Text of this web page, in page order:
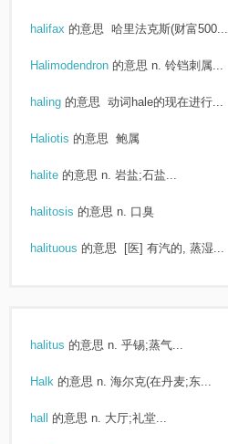
halifax 的意思 哈里法克斯(财富500...
Halimodendron 的意思 n. 铃铛刺属...
haling 的意思 动词hale的现在进行...
Haliotis 的意思 鲍属
halite 的意思 n. 岩盐;石盐...
halitosis 的意思 n. 口臭
halituous 的意思 [医] 有汽的, 蒸湿...
halitus 的意思 n. 乎锡;蒸气...
Halk 的意思 n. 海尔克(在丹麦;东...
hall 的意思 n. 大厅;礼堂...